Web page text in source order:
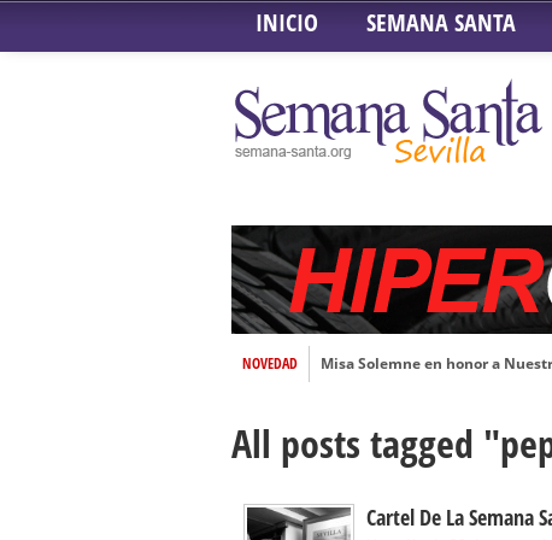
INICIO SEMANA SANTA
NOVEDAD
Misa Solemne en honor a
Función de la Anunciación del
Besamanos al Señor del Gran
Solemne y devoto Besamanos
All posts tagged
Cartel De La Semana